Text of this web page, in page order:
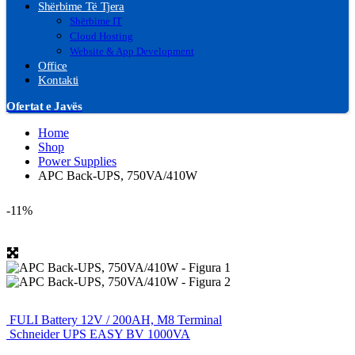
Shërbime Të Tjera
Shërbime IT
Cloud Hosting
Website & App Development
Office
Kontakti
Ofertat e Javës
Home
Shop
Power Supplies
APC Back-UPS, 750VA/410W
-11%
FULI Battery 12V / 200AH, M8 Terminal
Schneider UPS EASY BV 1000VA